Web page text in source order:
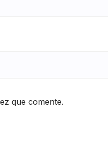
que comente.